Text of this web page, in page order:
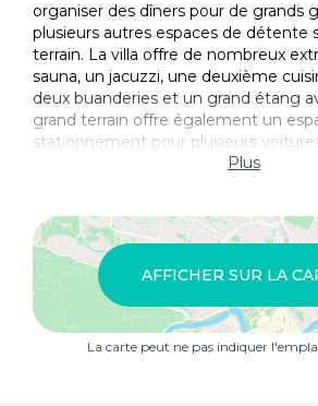
organiser des dîners pour de grands
plusieurs autres espaces de détente
terrain. La villa offre de nombreux
sauna, un jacuzzi, une deuxième
deux buanderies et un grand étang
grand terrain offre également un
stationnement pour plusieurs
Plus
AFFICHER SUR LA
La carte peut ne pas indiquer